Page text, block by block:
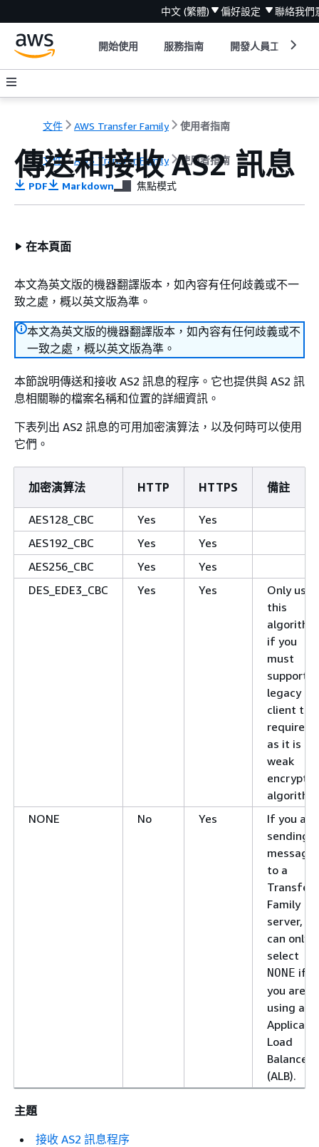
中文 (繁體) 偏好設定 聯絡我們
開始使用 服務指南 開發人員工具
文件 AWS Transfer Family 使用者指南
文件 AWS Transfer Family 使用者指南
傳送和接收 AS2 訊息
PDF Markdown 焦點模式
在本頁面
本文為英文版的機器翻譯版本，如內容有任何歧義或不一
致之處，概以英文版為準。
本文為英文版的機器翻譯版本，如內容有任何歧義或不
一致之處，概以英文版為準。
本節說明傳送和接收 AS2 訊息的程序。它也提供與 AS2 訊
息相關聯的檔案名稱和位置的詳細資訊。
下表列出 AS2 訊息的可用加密演算法，以及何時可以使用
它們。
加密演算法 HTTP HTTPS 備註
AES128_CBC Yes
Yes
AES192_CBC
Yes
Yes
AES256_CBC
Yes
Yes
DES_EDE3_CBC
Yes Yes
Only use
this
algorithm
if you
must
support a
legacy
client
requires
as it is a
weak
NONE
No Yes
If you are
sending
to a
Transfer
Family
server,
can only
select
NONE if
you are
using an
Load
Balancer
(ALB).
主題
接收 AS2 訊息程序